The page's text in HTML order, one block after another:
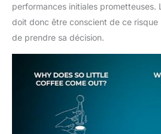
performances initiales prometteuses.
doit donc être conscient de ce risque
de prendre sa décision.